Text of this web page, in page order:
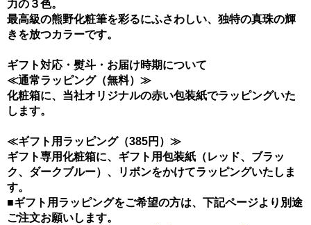
力の３色。
最高級の熊野化粧筆を彩るにふさわしい、独特の真珠の輝
きを放つカラーです。
ギフト対応・熨斗・お届け時期について
≪通常ラッピング（無料）≫
化粧箱に、当社オリジナルの赤い包装紙でラッピングいた
します。
≪ギフト用ラッピング（385円）≫
ギフト専用化粧箱に、ギフト用包装紙（レッド、ブラッ
ク、ダークブルー）、リボンをかけてラッピングいたしま
す。
■ギフト用ラッピングをご希望の方は、下記ページより別途
ご注文お願いします。